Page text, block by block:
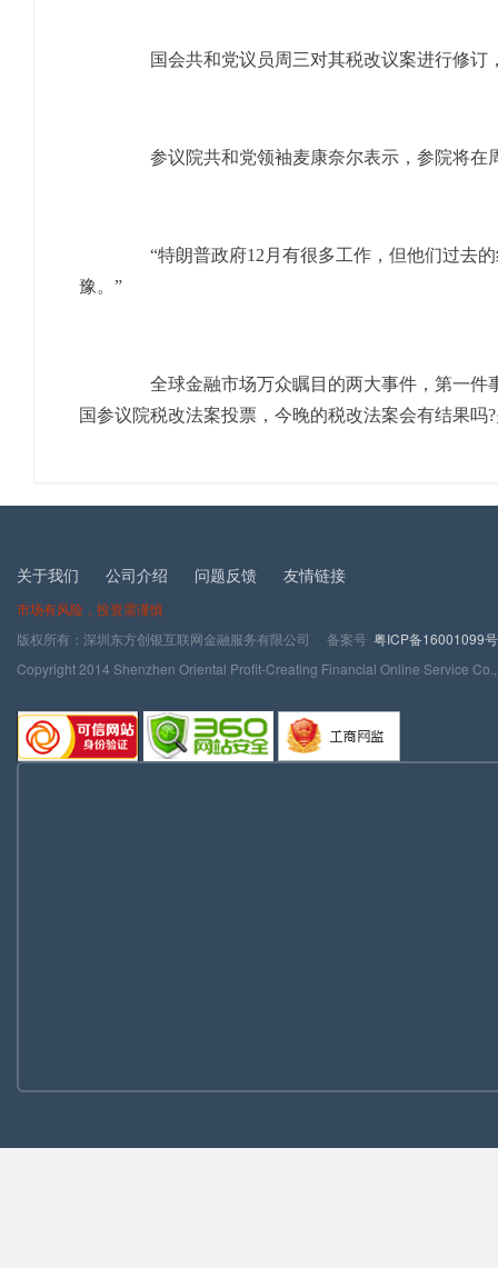
国会共和党议员周三对其税改议案进行修订
参议院共和党领袖麦康奈尔表示，参院将在
“特朗普政府12月有很多工作，但他们过去的
豫。”
全球金融市场万众瞩目的两大事件，第一件事
国参议院税改法案投票，今晚的税改法案会有结果吗?
关于我们 公司介绍 问题反馈 友情链接
市场有风险，投资需谨慎
版权所有：深圳东方创银互联网金融服务有限公司 备案号 粤ICP备16001099
Copyright 2014 Shenzhen Oriental Profit-Creating Financial Online Service